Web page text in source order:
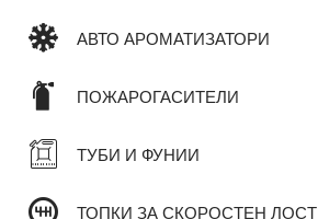
АВТО АРОМАТИЗАТОРИ
ПОЖАРОГАСИТЕЛИ
ТУБИ И ФУНИИ
ТОПКИ ЗА СКОРОСТЕН ЛОСТ